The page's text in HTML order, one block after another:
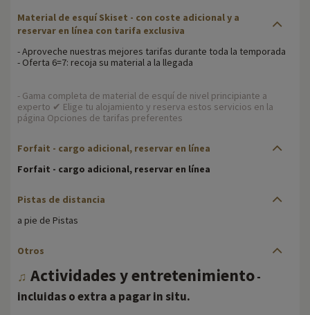
Material de esquí Skiset - con coste adicional y a
reservar en línea con tarifa exclusiva
- Aproveche nuestras mejores tarifas durante toda la temporada
- Oferta 6=7: recoja su material a la llegada
- Gama completa de material de esquí de nivel principiante a
experto ✔ Elige tu alojamiento y reserva estos servicios en la
página Opciones de tarifas preferentes
Forfait - cargo adicional, reservar en línea
Forfait - cargo adicional, reservar en línea
Pistas de distancia
a pie de Pistas
Otros
♫ Actividades y entretenimiento-
incluidas o extra a pagar in situ.